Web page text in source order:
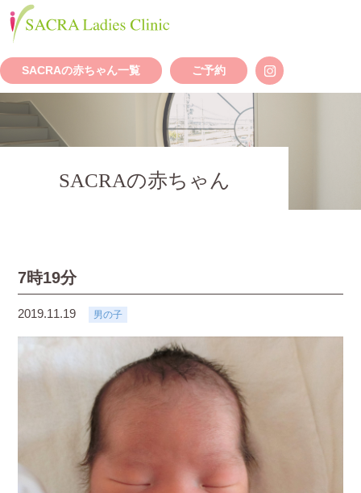
SACRAの赤ちゃん一覧 ご予約
SACRAの赤ちゃん
7時19分
2019.11.19 男の子